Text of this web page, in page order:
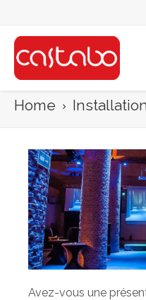
Home
Avez-vous une